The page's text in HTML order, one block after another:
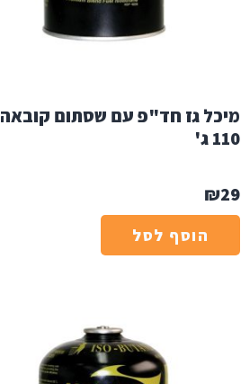
₪29
מיכל גז חד"פ עם שסתום קובאה
110 ג'
הוסף לסל